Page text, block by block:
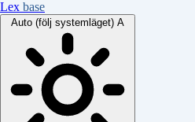
Lex base
Auto (följ systemläget) A